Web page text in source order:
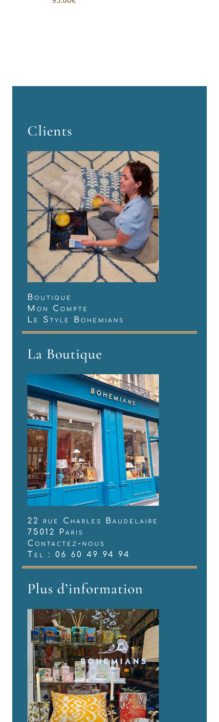
Clients
Boutique
Mon Compte
Le Style Bohemians
La Boutique
22 rue Charles Baudelaire
75012 Paris
Contactez-nous
Tel : 06 60 49 94 94
Plus d’information